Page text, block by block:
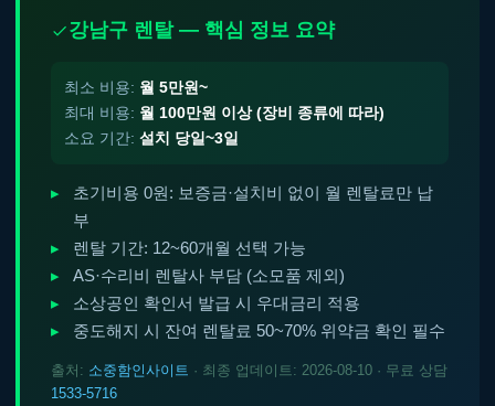
강남구 렌탈 — 핵심 정보 요약
최소 비용: 월 5만원~
최대 비용: 월 100만원 이상 (장비 종류에 따라)
소요 기간: 설치 당일~3일
초기비용 0원: 보증금·설치비 없이 월 렌탈료만 납
부
렌탈 기간: 12~60개월 선택 가능
AS·수리비 렌탈사 부담 (소모품 제외)
소상공인 확인서 발급 시 우대금리 적용
중도해지 시 잔여 렌탈료 50~70% 위약금 확인 필수
출처: 소중함인사이트 · 최종 업데이트: 2026-08-10 · 무료 상담
1533-5716